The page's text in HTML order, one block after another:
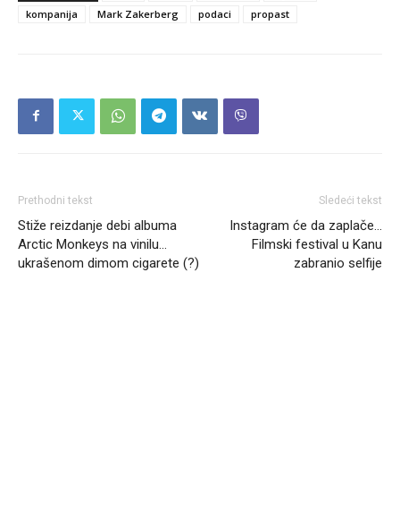
kompanija
Mark Zakerberg podaci propast
Prethodni tekst
Stiže reizdanje debi albuma
Arctic Monkeys na vinilu…
ukrašenom dimom cigarete (?)
Sledeći tekst
Instagram će da zaplače…
Filmski festival u Kanu
zabranio selfije